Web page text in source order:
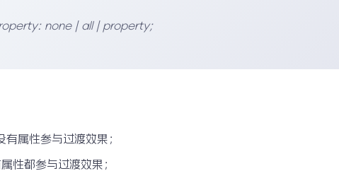
none | all | property;
属性参与过渡效果；
性都参与过渡效果；